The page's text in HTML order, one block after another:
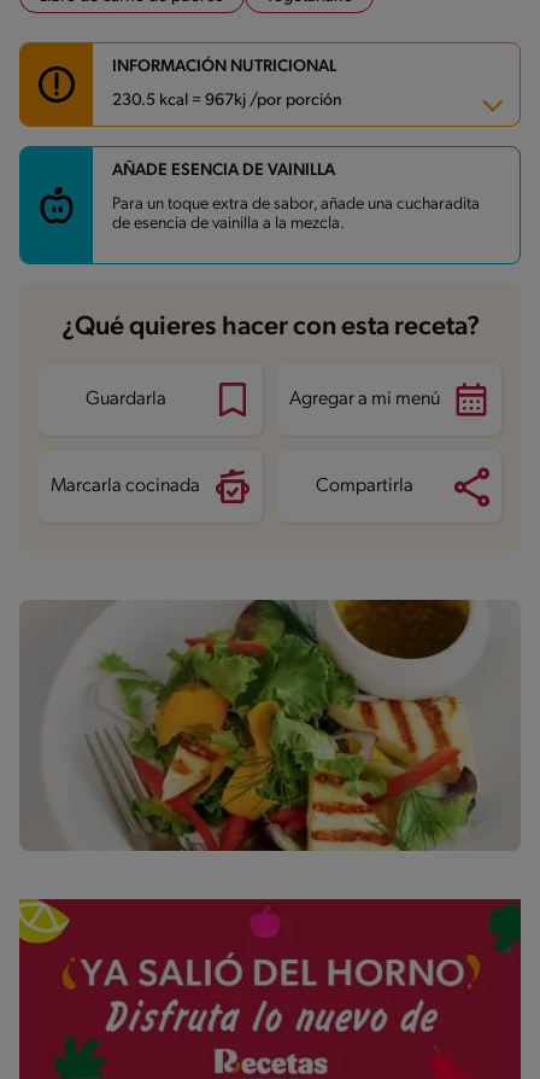
INFORMACIÓN NUTRICIONAL
230.5 kcal = 967kj /por porción
Carbohidratos 33.5 g
Energía 230.5 kcal
Grasas 7.6 g
Azúcares
AÑADE ESENCIA DE VAINILLA
Para un toque extra de sabor, añade una cucharadita
de esencia de vainilla a la mezcla.
¿Qué quieres hacer con esta receta?
Guardarla Agregar a mi menú
Marcarla cocinada Compartirla